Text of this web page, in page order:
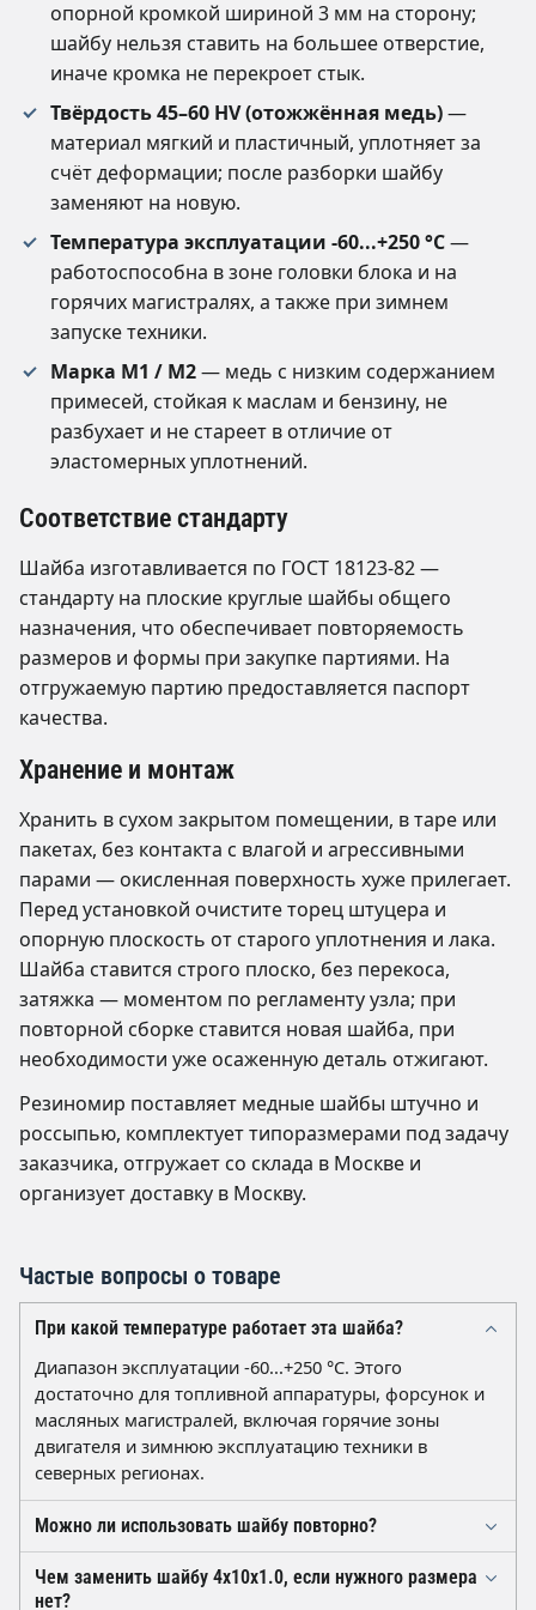
опорной кромкой шириной 3 мм на сторону;
шайбу нельзя ставить на большее отверстие,
иначе кромка не перекроет стык.
Твёрдость 45–60 HV (отожжённая медь)—
материал мягкий и пластичный, уплотняет за
счёт деформации; после разборки шайбу
заменяют на новую.
Температура эксплуатации -60...+250 °C—
работоспособна в зоне головки блока и на
горячих магистралях, а также при зимнем
запуске техники.
Марка М1 / М2— медь с низким содержанием
примесей, стойкая к маслам и бензину, не
разбухает и не стареет в отличие от
эластомерных уплотнений.
Соответствие стандарту
Шайба изготавливается по ГОСТ 18123-82 —
стандарту на плоские круглые шайбы общего
назначения, что обеспечивает повторяемость
размеров и формы при закупке партиями. На
отгружаемую партию предоставляется паспорт
качества.
Хранение и монтаж
Хранить в сухом закрытом помещении, в таре или
пакетах, без контакта с влагой и агрессивными
парами — окисленная поверхность хуже прилегает.
Перед установкой очистите торец штуцера и
опорную плоскость от старого уплотнения и лака.
Шайба ставится строго плоско, без перекоса,
затяжка — моментом по регламенту узла; при
повторной сборке ставится новая шайба, при
необходимости уже осаженную деталь отжигают.
Резиномир поставляет медные шайбы штучно и
россыпью, комплектует типоразмерами под задачу
заказчика, отгружает со склада в Москве и
организует доставку в Москву.
Частые вопросы о товаре
При какой температуре работает эта шайба?
Диапазон эксплуатации -60...+250 °C. Этого
достаточно для топливной аппаратуры, форсунок и
масляных магистралей, включая горячие зоны
двигателя и зимнюю эксплуатацию техники в
северных регионах.
Можно ли использовать шайбу повторно?
Уплотнение работает за счёт пластической
деформации мягкой меди твёрдостью 45-60 HV.
Чем заменить шайбу 4х10х1.0, если нужного размера
нет?